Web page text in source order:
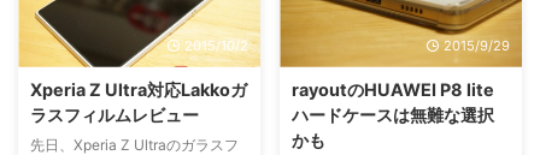
2015/10/2
Xperia Z Ultra対応Lakkoガ
ラスフィルムレビュー
先日、Xperia Z Ultraのガラスフ
2015/9/29
rayoutのHUAWEI P8 lite
ハードケースは無難な選択
かも